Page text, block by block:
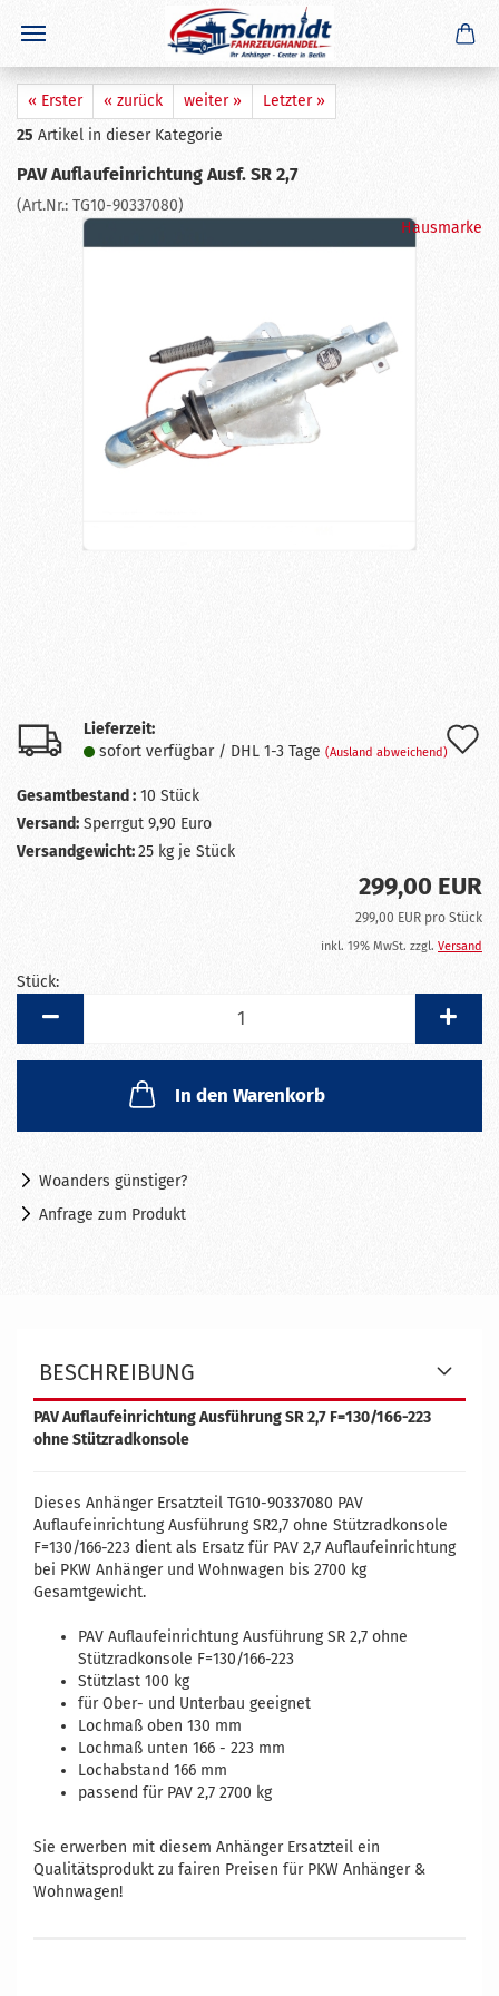
« Erster « zurück weiter »
Letzter »
25 Artikel in dieser Kategorie
PAV Auflaufeinrichtung Ausf. SR 2,7
(Art.Nr.: TG10-90337080)
Hausmarke
Lieferzeit:
sofort verfügbar / DHL 1-3 Tage (Ausland abweichend)
Gesamtbestand : 10 Stück
Versand: Sperrgut 9,90 Euro
Versandgewicht:25 kg je Stück
299,00 EUR
299,00 EUR pro Stück
inkl. 19% MwSt. zzgl. Versand
Stück:
In den Warenkorb
Woanders günstiger?
Anfrage zum Produkt
BESCHREIBUNG
PAV Auflaufeinrichtung Ausführung SR 2,7 F=130/166-223
ohne Stützradkonsole
Dieses Anhänger Ersatzteil TG10-90337080 PAV
Auflaufeinrichtung Ausführung SR2,7 ohne Stützradkonsole
F=130/166-223 dient als Ersatz für PAV 2,7 Auflaufeinrichtung
bei PKW Anhänger und Wohnwagen bis 2700 kg
Gesamtgewicht.
PAV Auflaufeinrichtung Ausführung SR 2,7 ohne
Stützradkonsole F=130/166-223
Stützlast 100 kg
für Ober- und Unterbau geeignet
Lochmaß oben 130 mm
Lochmaß unten 166 - 223 mm
Lochabstand 166 mm
passend für PAV 2,7 2700 kg
Sie erwerben mit diesem Anhänger Ersatzteil ein
Qualitätsprodukt zu fairen Preisen für PKW Anhänger &
Wohnwagen!
×
A. F. Schiebestütze Ø 48 x 600 mm